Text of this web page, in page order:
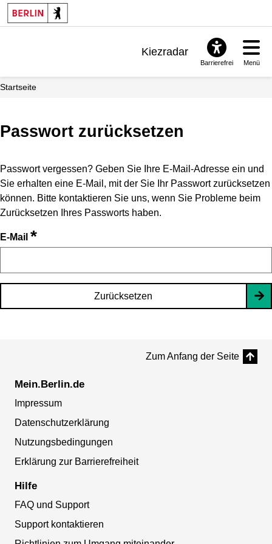
Kiezradar
Barrierefrei Menü
Startseite
Passwort zurücksetzen
Passwort vergessen? Geben Sie Ihre E-Mail-Adresse ein und
Sie erhalten eine E-Mail, mit der Sie Ihr Passwort zurücksetzen
können. Bitte kontaktieren Sie uns, wenn Sie Probleme beim
Zurücksetzen Ihres Passworts haben.
E-Mail *
Zurücksetzen
Zum Anfang der Seite
Mein.Berlin.de
Impressum
Datenschutzerklärung
Nutzungsbedingungen
Erklärung zur Barrierefreiheit
Hilfe
FAQ und Support
Support kontaktieren